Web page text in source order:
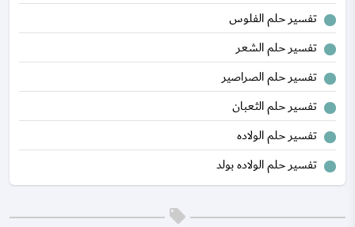
تفسير حلم الفلوس
تفسير حلم الشعر
تفسير حلم الصراصير
تفسير حلم الثعبان
تفسير حلم الولاده
تفسير حلم الولاده بولد